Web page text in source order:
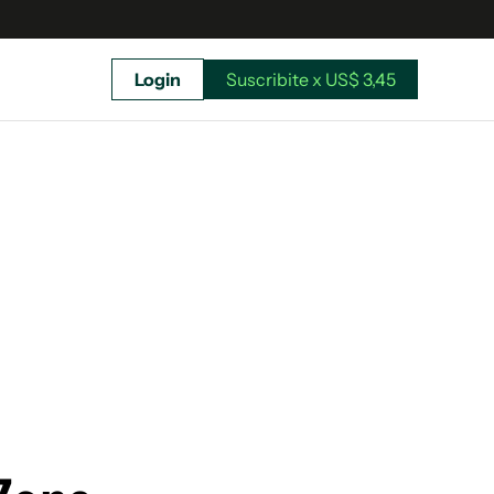
Login Suscribite x US$ 3,45